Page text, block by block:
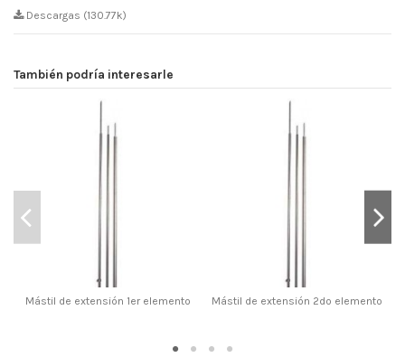
Descargas (130.77k)
También podría interesarle
Mástil de extensión 1er elemento Mástil de extensión 2do elemento